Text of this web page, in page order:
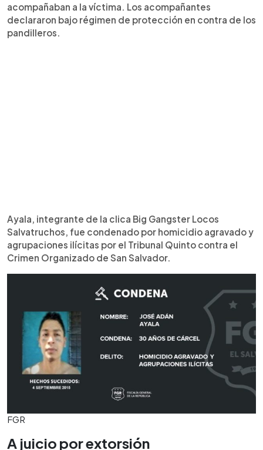
acompañaban a la víctima. Los acompañantes
declararon bajo régimen de protección en contra de los
pandilleros.
Ayala, integrante de la clica Big Gangster Locos
Salvatruchos, fue condenado por homicidio agravado y
agrupaciones ilícitas por el Tribunal Quinto contra el
Crimen Organizado de San Salvador.
FGR
A juicio por extorsión